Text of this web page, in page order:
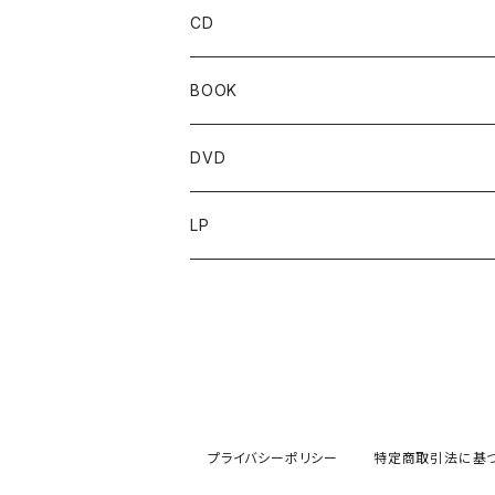
CD
BOOK
DVD
LP
プライバシーポリシー 特定商取引法に基